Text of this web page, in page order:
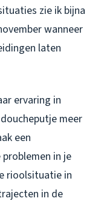
zie ik bijna
wanneer
laten
ervaring in
meer
een
in je
rioolsituatie in
in de